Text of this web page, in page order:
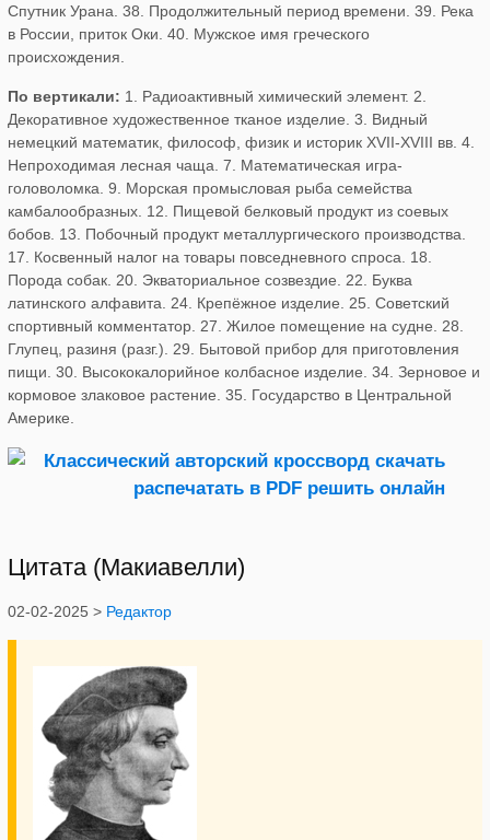
Спутник Урана. 38. Продолжительный период времени. 39. Река
в России, приток Оки. 40. Мужское имя греческого
происхождения.
По вертикали: 1. Радиоактивный химический элемент. 2.
Декоративное художественное тканое изделие. 3. Видный
немецкий математик, философ, физик и историк XVII-XVIII вв. 4.
Непроходимая лесная чаща. 7. Математическая игра-
головоломка. 9. Морская промысловая рыба семейства
камбалообразных. 12. Пищевой белковый продукт из соевых
бобов. 13. Побочный продукт металлургического производства.
17. Косвенный налог на товары повседневного спроса. 18.
Порода собак. 20. Экваториальное созвездие. 22. Буква
латинского алфавита. 24. Крепёжное изделие. 25. Советский
спортивный комментатор. 27. Жилое помещение на судне. 28.
Глупец, разиня (разг.). 29. Бытовой прибор для приготовления
пищи. 30. Высококалорийное колбасное изделие. 34. Зерновое и
кормовое злаковое растение. 35. Государство в Центральной
Америке.
Цитата (Макиавелли)
02-02-2025 > Редактор